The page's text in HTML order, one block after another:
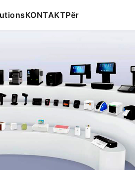
KONTAKTPër